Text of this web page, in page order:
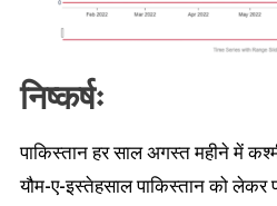
निष्कर्षः
पाकिस्तान हर साल अगस्त महीने में
यौम-ए-इस्तेहसाल पाकिस्तान को लेकर